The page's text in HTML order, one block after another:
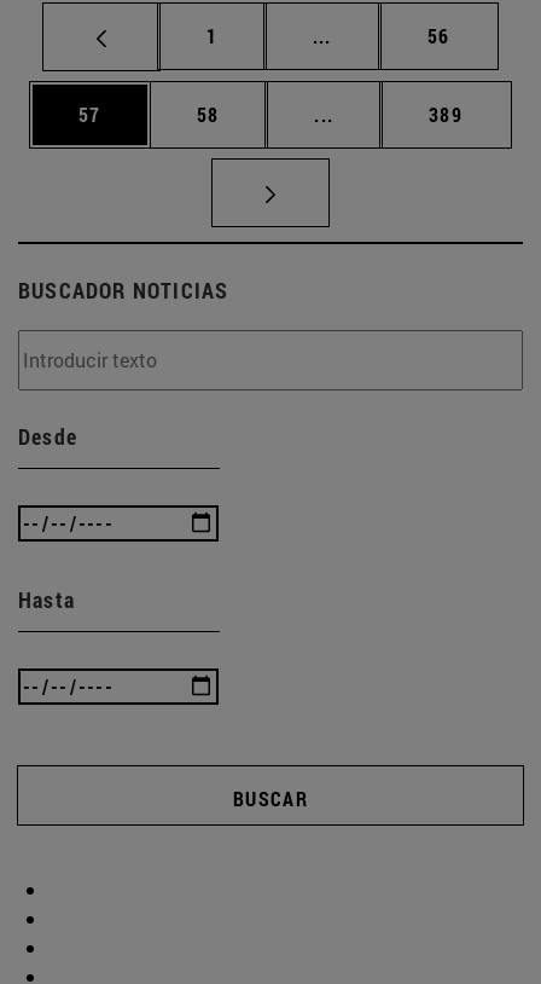
Página
1 ... Páginas intermedias
Página
56
Página
57 Página
58 ... Páginas intermedias
Página
389
BUSCADOR NOTICIAS
Desde
Hasta
BUSCAR